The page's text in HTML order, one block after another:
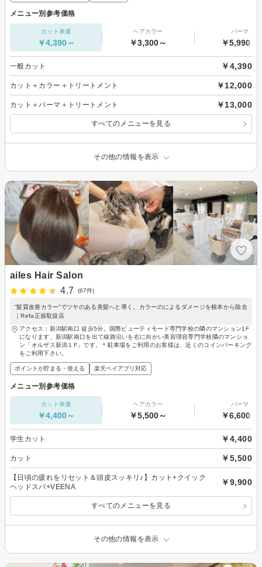
メニュー別参考価格
カット単価
￥4,390～
ヘアカラー
￥3,300～
パーマ
￥5,990～
一般カット ￥4,390
カット＋カラー＋トリートメント ￥12,000
カット＋パーマ＋トリートメント ￥13,000
すべてのメニューを見る
その他の情報を表示
ailes Hair Salon
4.7
(67件)
”髪質改善カラー”でツヤのある美髪へと導く。カラーのによるダメージを根本から除去
｜Refa正規取扱店
アクセス：新潟駅南口 徒歩5分。国際ビューティモード専門学校の隣のマンション1F
になります、新潟駅南口を出て線路沿いを右に向かい美容理容専門学校隣のマンショ
ン「オルザス新潟１F」です。＊駐車場をご利用のお客様は、近くのコインパーキング
をご利用下さい。
ポイントが貯まる・使える 楽天ペイアプリ対応
メニュー別参考価格
カット単価
￥4,400～
ヘアカラー
￥5,500～
パーマ
￥6,600～
学生カット ￥4,400
カット ￥5,500
【日頃の疲れをリセット＆頭皮スッキリ♪】カット+クイック
ヘッドスパ+VEENA
￥9,900
すべてのメニューを見る
その他の情報を表示